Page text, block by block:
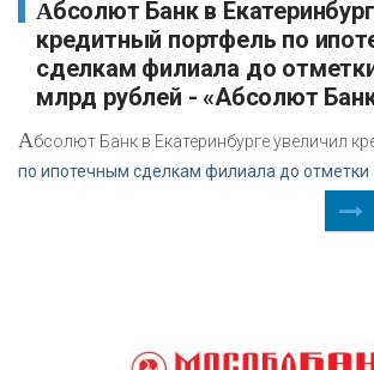
Абсолют Банк в Екатеринбурге увеличил
кредитный портфель по
сделкам филиала до
млрд рублей - «Абсолют
Абсолют Банк в Екатеринбурге увеличил
по ипотечным сделкам филиала до отметки